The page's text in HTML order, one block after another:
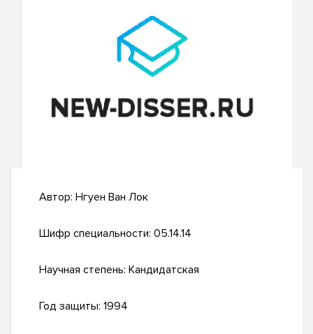
Автор: Нгуен Ван Лок
Шифр специальности: 05.14.14
Научная степень: Кандидатская
Год защиты: 1994